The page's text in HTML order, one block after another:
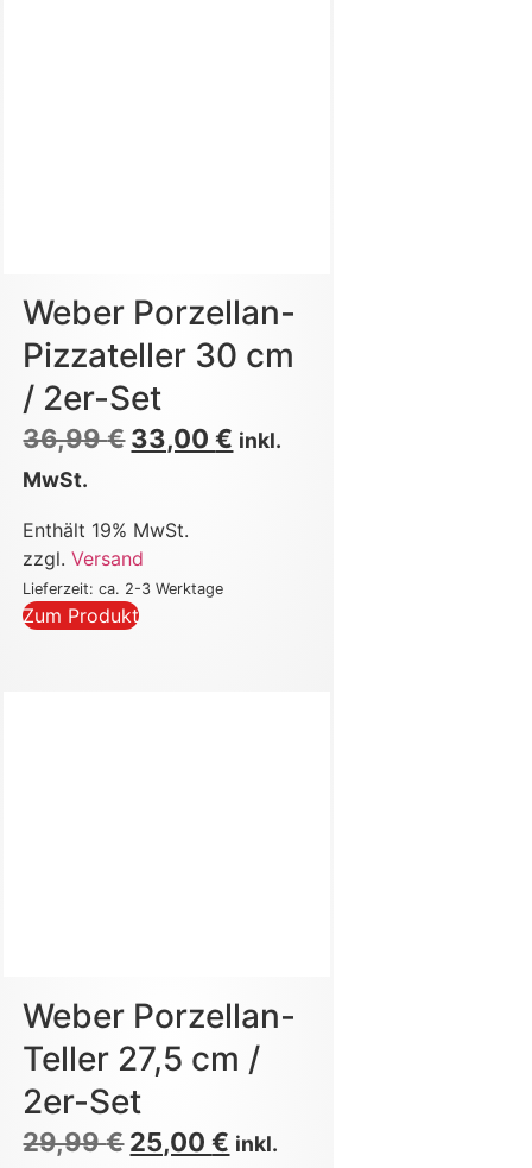
Weber Porzellan-
Pizzateller 30 cm
/ 2er-Set
36,99€ 33,00€ inkl.
MwSt.
Enthält 19% MwSt.
zzgl.Versand
Lieferzeit: ca. 2-3 Werktage
Zum Produkt
Weber Porzellan-
Teller 27,5 cm /
2er-Set
29,99€ 25,00€ inkl.